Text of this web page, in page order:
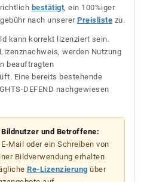
bestätigt, ein 100%iger
nach unserer Preisliste zu.
kann korrekt lizenziert sein.
werden Nutzung
beauftragten
Eine bereits bestehende
DEFEND nachgewiesen
und Betroffene:
Mail oder ein Schreiben von
Bildverwendung erhalten
Re-Lizenzierung über